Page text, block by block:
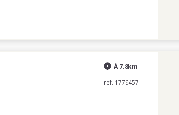
À 7.8km
ref. 1779457